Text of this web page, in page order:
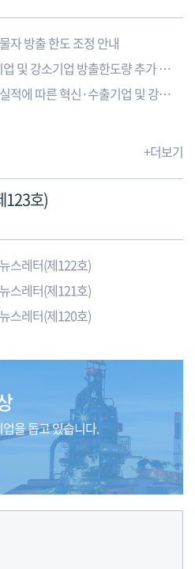
자 방출 한도 조정 안내
소기업 방출한도량 추가 배정 감축 조정 알림
·수출기업 및 강소기업 방출중단 안내(개별업체 및 조합 신청 가능)
123호)
스레터(제122호)
스레터(제121호)
스레터(제120호)
+더보기
업을 돕고있습니다.